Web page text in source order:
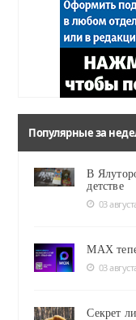
Популярные за
В
детстве
03
MAX
03
Секрет